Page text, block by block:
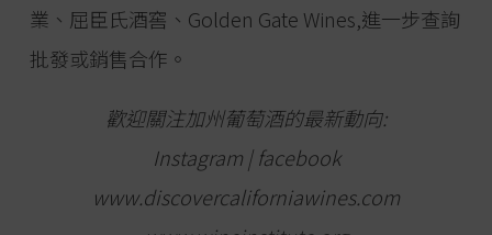
業、屈臣氏酒窖、Golden Gate Wines,進一步查詢
批發或銷售合作。
歡迎關注加州葡萄酒的最新動向:
Instagram|facebook
www.discovercaliforniawines.com